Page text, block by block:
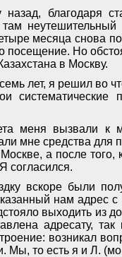
назад, благодаря
там
месяца снова
Но
в Москву.
лет, я решил во
систематические
меня вызвали к
мне средства для
а после
согласился.
вскоре были
нам адрес
выходить из
адресату,
возникал
Мы, то есть я и Л.